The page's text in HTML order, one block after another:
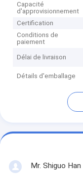
Capacité
d'approvisionnement
Certification
Conditions de
paiement
Délai de livraison
Détails d'emballage
Mr. Shiguo Han